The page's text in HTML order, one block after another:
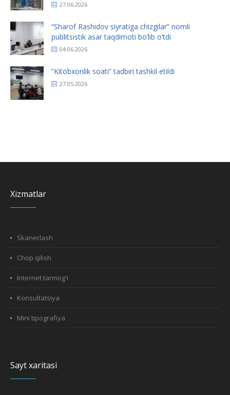
27.06.2026
“Sharof Rashidov siyratiga chizgilar” nomli
publitsistik asar taqdimoti bo‘lib o‘tdi
04.06.2026
“Kitobxonlik soati” tadbiri tashkil etildi
27.05.2026
Xizmatlar
Skanerlash
Chop qilish
Internet tarmog'i
Konsultatsiya
Mini tipografiya
Sayt xaritasi